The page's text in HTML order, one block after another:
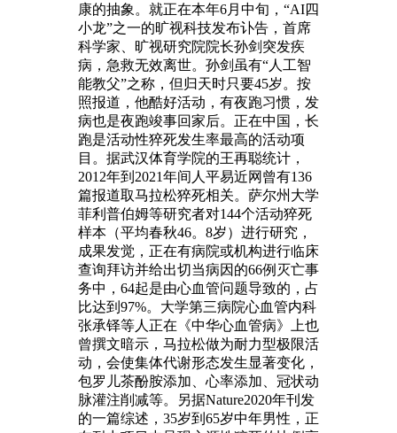
康的抽象。就正在本年6月中旬，“AI四
小龙”之一的旷视科技发布讣告，首席
科学家、旷视研究院院长孙剑突发疾
病，急救无效离世。孙剑虽有“人工智
能教父”之称，但归天时只要45岁。按
照报道，他酷好活动，有夜跑习惯，发
病也是夜跑竣事回家后。正在中国，长
跑是活动性猝死发生率最高的活动项
目。据武汉体育学院的王再聪统计，
2012年到2021年间人平易近网曾有136
篇报道取马拉松猝死相关。萨尔州大学
菲利普伯姆等研究者对144个活动猝死
样本（平均春秋46。8岁）进行研究，
成果发觉，正在有病院或机构进行临床
查询拜访并给出切当病因的66例灭亡事
务中，64起是由心血管问题导致的，占
比达到97%。大学第三病院心血管内科
张承铎等人正在《中华心血管病》上也
曾撰文暗示，马拉松做为耐力型极限活
动，会使集体代谢形态发生显著变化，
包罗儿茶酚胺添加、心率添加、冠状动
脉灌注削减等。另据Nature2020年刊发
的一篇综述，35岁到65岁中年男性，正